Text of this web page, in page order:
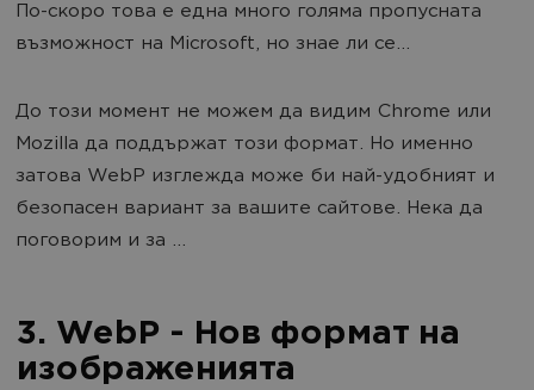
По-скоро това е една много голяма пропусната
възможност на Microsoft, но знае ли се...
До този момент не можем да видим Chrome или
Mozilla да поддържат този формат. Но именно
затова WebP изглежда може би най-удобният и
безопасен вариант за вашите сайтове. Нека да
поговорим и за ...
3. WebP - Нов формат на
изображенията